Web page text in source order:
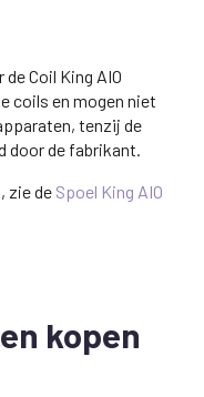
Coil King AIO
coils en mogen niet
tenzij de
de fabrikant.
zie de Spoel King AIO
kopen